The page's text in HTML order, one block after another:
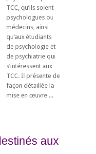
TCC, qu’ils soient
psychologues ou
médecins, ainsi
qu’aux étudiants
de psychologie et
de psychiatrie qui
s’intéressent aux
TCC. Il présente de
façon détaillée la
mise en œuvre ...
aux